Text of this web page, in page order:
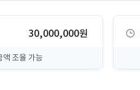
30,000,000원
액 조율 가능